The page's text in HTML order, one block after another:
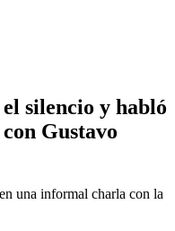
silencio y habló
Gustavo
una informal charla con la